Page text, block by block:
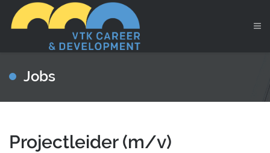
Jobs
Projectleider (m/v)